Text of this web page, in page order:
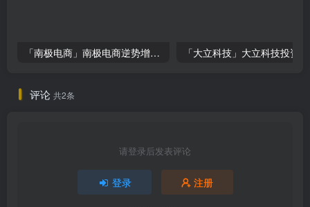
「南极电商」南极电商逆势增长，股价飙升背后的秘密武器！
评论 共2条
请登录后发表评论
登录 注册